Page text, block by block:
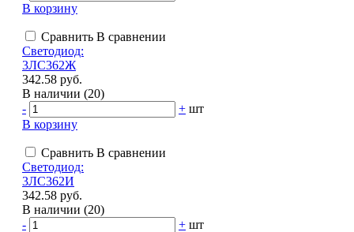
В корзину
Сравнить В сравнении
Светодиод:
3ЛС362Ж
342.58 руб.
В наличии (20)
-
+ шт
В корзину
Сравнить В сравнении
Светодиод:
3ЛС362И
342.58 руб.
В наличии (20)
-
+ шт